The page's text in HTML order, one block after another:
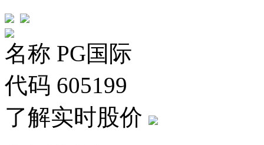
名称 PG国际
代码 605199
了解实时股价